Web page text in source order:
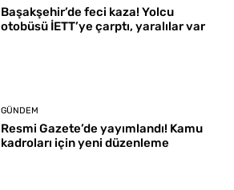
Başakşehir’de feci kaza! Yolcu
otobüsü İETT’ye çarptı, yaralılar var
GÜNDEM
Resmi Gazete’de yayımlandı! Kamu
kadroları için yeni düzenleme